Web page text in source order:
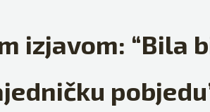
izjavom: “Bila